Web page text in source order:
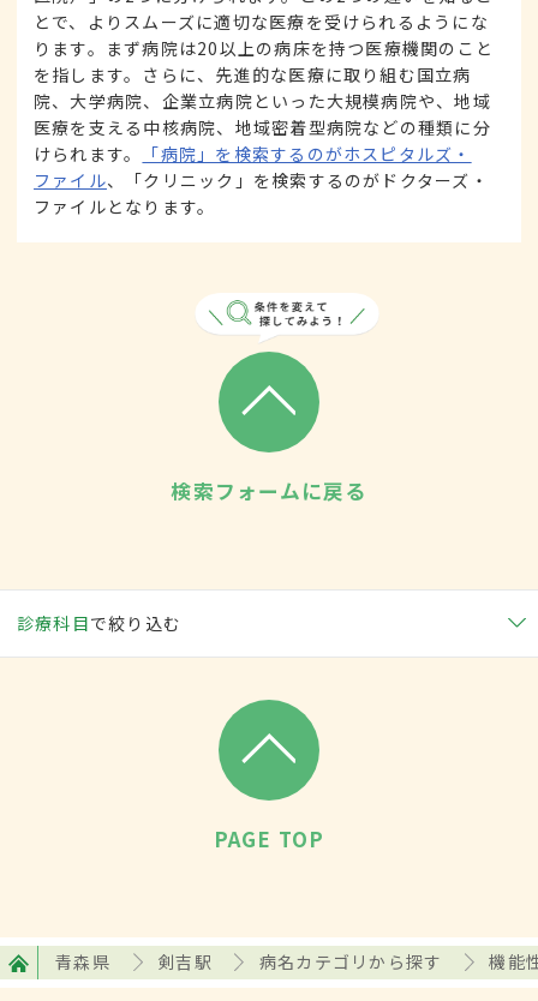
とで、よりスムーズに適切な医療を受けられるようにな
ります。まず病院は20以上の病床を持つ医療機関のこと
を指します。さらに、先進的な医療に取り組む国立病
院、大学病院、企業立病院といった大規模病院や、地域
医療を支える中核病院、地域密着型病院などの種類に分
けられます。
「病院」を検索するのがホスピタルズ・
ファイル、「クリニック」を検索するのがドクターズ・
ファイルとなります。
検索フォームに戻る
診療科目で絞り込む
PAGE TOP
青森県 剣吉駅 病名カテゴリから探す 機能